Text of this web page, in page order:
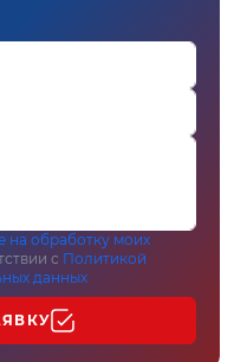
на обработку моих
с Политикой
данных